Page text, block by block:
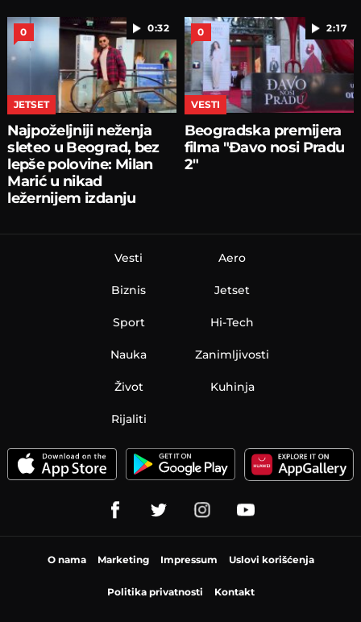
0:32
0
JETSET
Najpoželjniji neženja
sleteo u Beograd, bez
lepše polovine: Milan
Marić u nikad
ležernijem izdanju
2:17
0
VESTI
Beogradska premijera
filma "Đavo nosi Pradu
2"
Vesti
Biznis
Sport
Nauka
Aero
Jetset
Hi-Tech
Zanimljivosti
Život Kuhinja
Rijaliti
O nama Marketing Impressum Uslovi korišćenja
Politika privatnosti Kontakt